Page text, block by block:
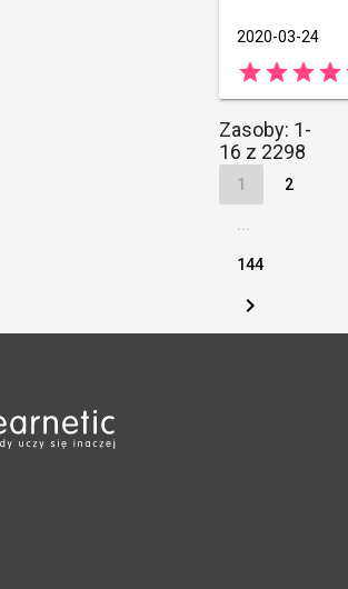
2020-03-24
starstarstarstar
Zasoby: 1-
16 z 2298
1 2
144
keyboard_arrow_right